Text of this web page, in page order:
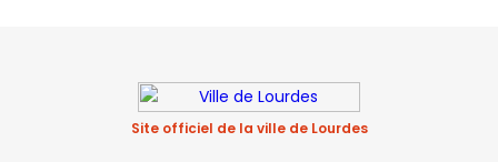
Site officiel de la ville de Lourdes